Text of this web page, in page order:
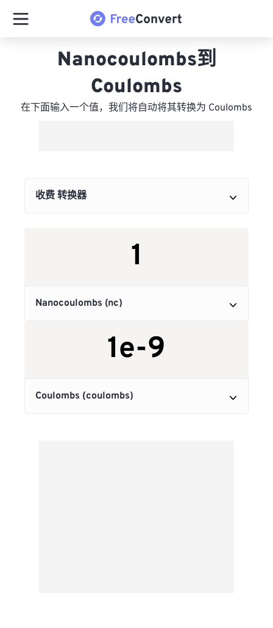
Nanocoulombs到
Coulombs
在下面输入一个值，我们将自动将其转换为 Coulombs